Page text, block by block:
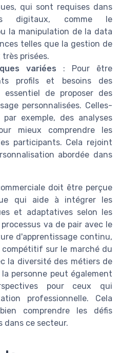
qui sont requises dans
digitaux, comme le
la manipulation de la data
telles que la gestion de
prisées.
variées : Pour être
profils et besoins des
de proposer des
personnalisées. Celles-
exemple, des analyses
mieux comprendre les
participants. Cela rejoint
abordée dans
doit être perçue
qui aide à intégrer les
et adaptatives selon les
va de pair avec le
d'apprentissage continu,
sur le marché du
la diversité des métiers de
personne peut également
pour ceux qui
professionnelle. Cela
comprendre les défis
dans ce secteur.